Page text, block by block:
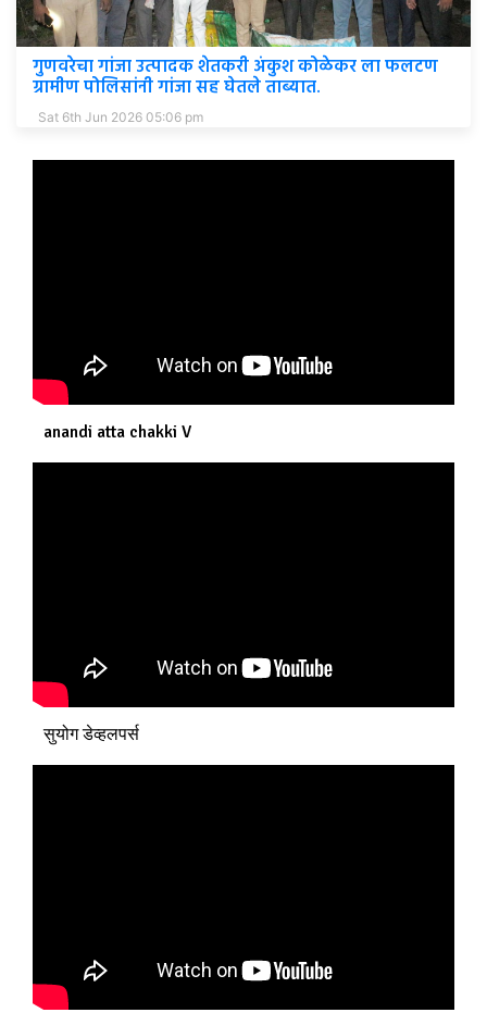
गुणवरेचा गांजा उत्पादक शेतकरी अंकुश कोळेकर ला फलटण
ग्रामीण पोलिसांनी गांजा सह घेतले ताब्यात.
Sat 6th Jun 2026 05:06 pm
anandi atta chakki V
सुयोग डेव्हलपर्स